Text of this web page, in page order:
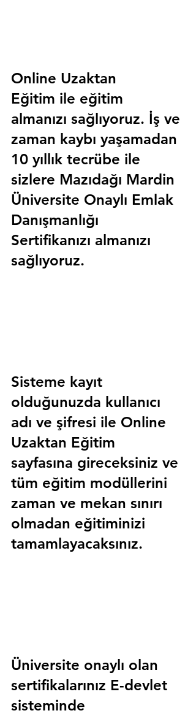
Online Uzaktan
Eğitim ile eğitim
almanızı sağlıyoruz. İş ve
zaman kaybı yaşamadan
10 yıllık tecrübe ile
sizlere Mazıdağı Mardin
Üniversite Onaylı Emlak
Danışmanlığı
Sertifikanızı almanızı
sağlıyoruz.
Sisteme kayıt
olduğunuzda kullanıcı
adı ve şifresi ile Online
Uzaktan Eğitim
sayfasına gireceksiniz ve
tüm eğitim modüllerini
zaman ve mekan sınırı
olmadan eğitiminizi
tamamlayacaksınız.
Üniversite onaylı olan
sertifikalarınız E-devlet
sisteminde